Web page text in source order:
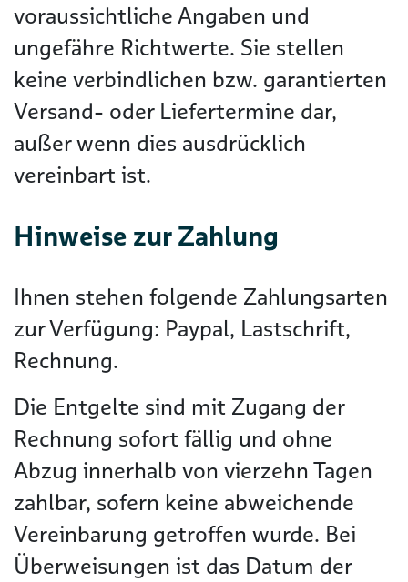
voraussichtliche Angaben und
ungefähre Richtwerte. Sie stellen
keine verbindlichen bzw. garantierten
Versand- oder Liefertermine dar,
außer wenn dies ausdrücklich
vereinbart ist.
Hinweise zur Zahlung
Ihnen stehen folgende Zahlungsarten
zur Verfügung: Paypal, Lastschrift,
Rechnung.
Die Entgelte sind mit Zugang der
Rechnung sofort fällig und ohne
Abzug innerhalb von vierzehn Tagen
zahlbar, sofern keine abweichende
Vereinbarung getroffen wurde. Bei
Überweisungen ist das Datum der